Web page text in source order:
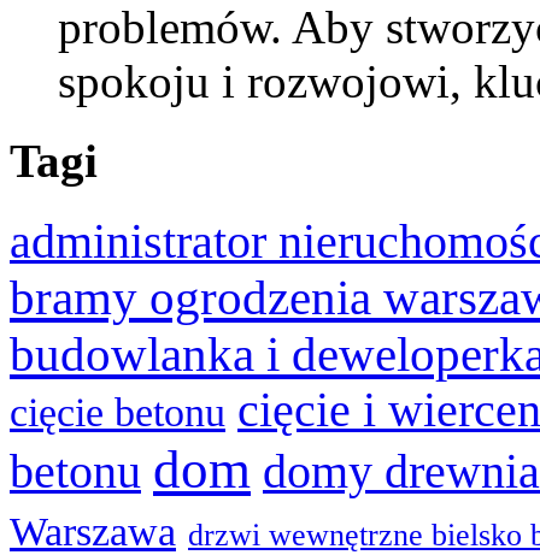
problemów. Aby
spokoju i rozwojowi,
Tagi
administrator
bramy ogrodzenia
budowlanka i
cięcie betonu cięcie i
betonu dom domy
Warszawa drzwi wewnętrzne bielsko